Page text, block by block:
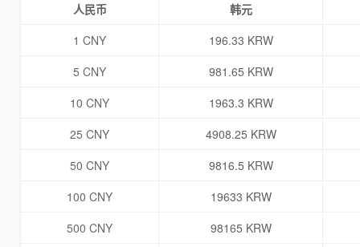
人民币
韩元
1 CNY
196.33 KRW
5 CNY
981.65 KRW
10 CNY
1963.3 KRW
25 CNY
4908.25 KRW
50 CNY
9816.5 KRW
100 CNY
19633 KRW
500 CNY
98165 KRW